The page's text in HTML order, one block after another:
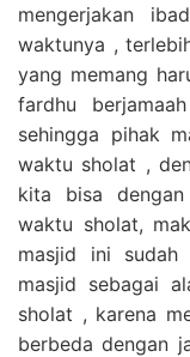
mengerjakan
waktunya ,
yang memang
fardhu
sehingga pihak
waktu sholat ,
kita bisa
waktu sholat,
masjid ini
masjid sebagai
sholat , karena
berbeda dengan